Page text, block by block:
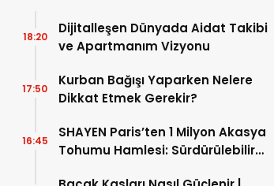
Dijitalleşen Dünyada Aidat Takibi
ve Apartmanım Vizyonu
18:20
Kurban Bağışı Yaparken Nelere
Dikkat Etmek Gerekir?
17:50
SHAYEN Paris’ten 1 Milyon Akasya
Tohumu Hamlesi: Sürdürülebilir
16:45